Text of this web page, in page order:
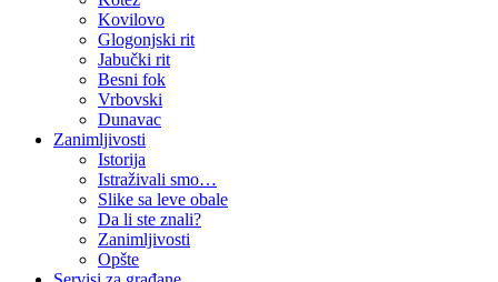
Kovilovo
Glogonjski rit
Jabučki rit
Besni fok
Vrbovski
Dunavac
Zanimljivosti
Istorija
Istraživali smo…
Slike sa leve obale
Da li ste znali?
Zanimljivosti
Opšte